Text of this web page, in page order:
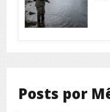
Posts por